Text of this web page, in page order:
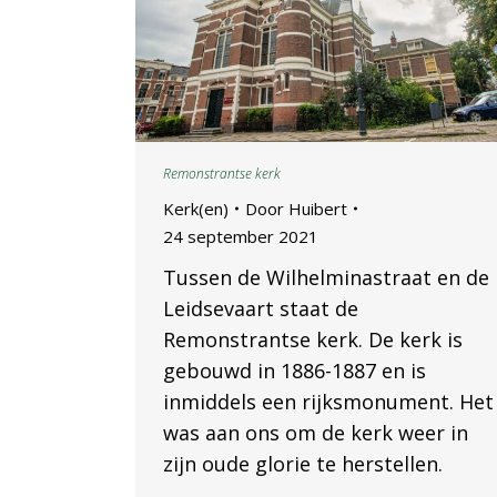
Remonstrantse kerk
Kerk(en) Door Huibert
24 september 2021
Tussen de Wilhelminastraat en de
Leidsevaart staat de
Remonstrantse kerk. De kerk is
gebouwd in 1886-1887 en is
inmiddels een rijksmonument. Het
was aan ons om de kerk weer in
zijn oude glorie te herstellen.